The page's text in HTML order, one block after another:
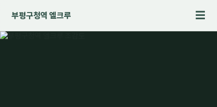
부평구청역 엘크루 ☰